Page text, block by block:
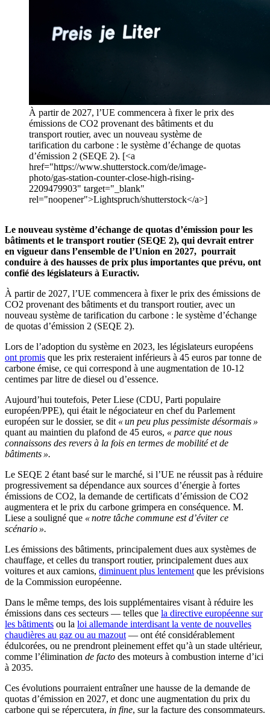
À partir de 2027, l’UE commencera à fixer le prix des
émissions de CO2 provenant des bâtiments et du
transport routier, avec un nouveau système de
tarification du carbone : le système d’échange de quotas
d’émission 2 (SEQE 2). [<a
href="https://www.shutterstock.com/de/image-
photo/gas-station-counter-close-high-rising-
2209479903" target="_blank"
rel="noopener">Lightspruch/shutterstock</a>]
Le nouveau système d’échange de quotas d’émission pour les
bâtiments et le transport routier (SEQE 2), qui devrait entrer
en vigueur dans l’ensemble de l’Union en 2027, pourrait
conduire à des hausses de prix plus importantes que prévu, ont
confié des législateurs à Euractiv.
À partir de 2027, l’UE commencera à fixer le prix des émissions de
CO2 provenant des bâtiments et du transport routier, avec un
nouveau système de tarification du carbone : le système d’échange
de quotas d’émission 2 (SEQE 2).
Lors de l’adoption du système en 2023, les législateurs européens
ont promis que les prix resteraient inférieurs à 45 euros par tonne de
carbone émise, ce qui correspond à une augmentation de 10-12
centimes par litre de diesel ou d’essence.
Aujourd’hui toutefois, Peter Liese (CDU, Parti populaire
européen/PPE), qui était le négociateur en chef du Parlement
européen sur le dossier, se dit « un peu plus pessimiste désormais »
quant au maintien du plafond de 45 euros, « parce que nous
connaissons des revers à la fois en termes de mobilité et de
bâtiments ».
Le SEQE 2 étant basé sur le marché, si l’UE ne réussit pas à réduire
progressivement sa dépendance aux sources d’énergie à fortes
émissions de CO2, la demande de certificats d’émission de CO2
augmentera et le prix du carbone grimpera en conséquence. M.
Liese a souligné que « notre tâche commune est d’éviter ce
scénario ».
Les émissions des bâtiments, principalement dues aux systèmes de
chauffage, et celles du transport routier, principalement dues aux
voitures et aux camions, diminuent plus lentement que les prévisions
de la Commission européenne.
Dans le même temps, des lois supplémentaires visant à réduire les
émissions dans ces secteurs — telles que la directive européenne sur
les bâtiments ou la loi allemande interdisant la vente de nouvelles
chaudières au gaz ou au mazout — ont été considérablement
édulcorées, ou ne prendront pleinement effet qu’à un stade ultérieur,
comme l’élimination de facto des moteurs à combustion interne d’ici
à 2035.
Ces évolutions pourraient entraîner une hausse de la demande de
quotas d’émission en 2027, et donc une augmentation du prix du
carbone qui se répercutera, in fine, sur la facture des consommateurs.